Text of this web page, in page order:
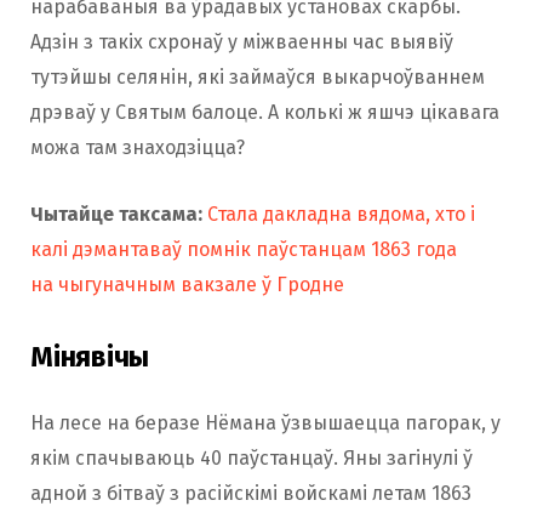
нарабаваныя ва ўрадавых установах скарбы.
Адзін з такіх схронаў у міжваенны час выявіў
тутэйшы селянін, які займаўся выкарчоўваннем
дрэваў у Святым балоце. А колькі ж яшчэ цікавага
можа там знаходзіцца?
Чытайце таксама: Стала дакладна вядома, хто і
калі дэмантаваў помнік паўстанцам 1863 года
на чыгуначным вакзале ў Гродне
Мінявічы
На лесе на беразе Нёмана ўзвышаецца пагорак, у
якім спачываюць 40 паўстанцаў. Яны загінулі ў
адной з бітваў з расійскімі войскамі летам 1863